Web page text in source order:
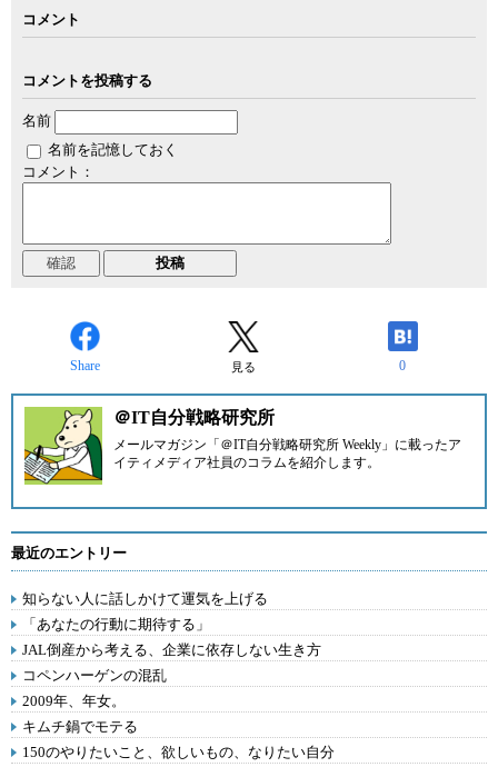
コメント
コメントを投稿する
名前
名前を記憶しておく
コメント：
Share 見る 0
＠IT自分戦略研究所
メールマガジン「＠IT自分戦略研究所 Weekly」に載ったア
イティメディア社員のコラムを紹介します。
最近のエントリー
知らない人に話しかけて運気を上げる
「あなたの行動に期待する」
JAL倒産から考える、企業に依存しない生き方
コペンハーゲンの混乱
2009年、年女。
キムチ鍋でモテる
150のやりたいこと、欲しいもの、なりたい自分